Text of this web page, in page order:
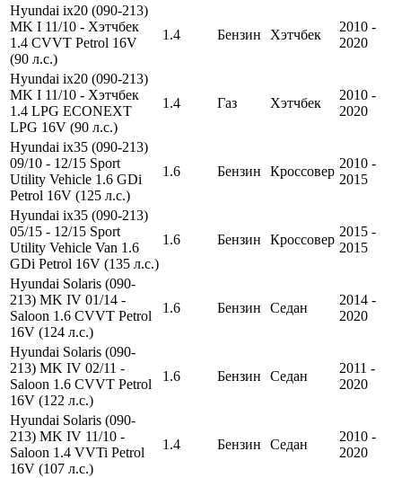
Hyundai ix20 (090-213)
MK I 11/10 - Хэтчбек
1.4 CVVT Petrol 16V
(90 л.с.)
1.4 Бензин Хэтчбек
2010 -
2020
Hyundai ix20 (090-213)
MK I 11/10 - Хэтчбек
1.4 LPG ECONEXT
LPG 16V (90 л.с.)
1.4 Газ Хэтчбек
2010 -
2020
Hyundai ix35 (090-213)
09/10 - 12/15 Sport
Utility Vehicle 1.6 GDi
Petrol 16V (125 л.с.)
1.6 Бензин Кроссовер
2010 -
2015
Hyundai ix35 (090-213)
05/15 - 12/15 Sport
Utility Vehicle Van 1.6
GDi Petrol 16V (135 л.с.)
1.6 Бензин Кроссовер
2015 -
2015
Hyundai Solaris (090-
213) MK IV 01/14 -
Saloon 1.6 CVVT Petrol
16V (124 л.с.)
1.6 Бензин Седан
2014 -
2020
Hyundai Solaris (090-
213) MK IV 02/11 -
Saloon 1.6 CVVT Petrol
16V (122 л.с.)
1.6 Бензин Седан
2011 -
2020
Hyundai Solaris (090-
213) MK IV 11/10 -
Saloon 1.4 VVTi Petrol
16V (107 л.с.)
1.4 Бензин Седан
2010 -
2020